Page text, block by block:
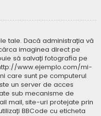
tale. Dacă administrația vă
imaginea direct pe
să salvați fotografia pe
www.ejemplo.com/mi-
care sunt pe computerul
un server de acces
sub mecanisme de
mail, site-uri protejate prin
BBCode cu eticheta